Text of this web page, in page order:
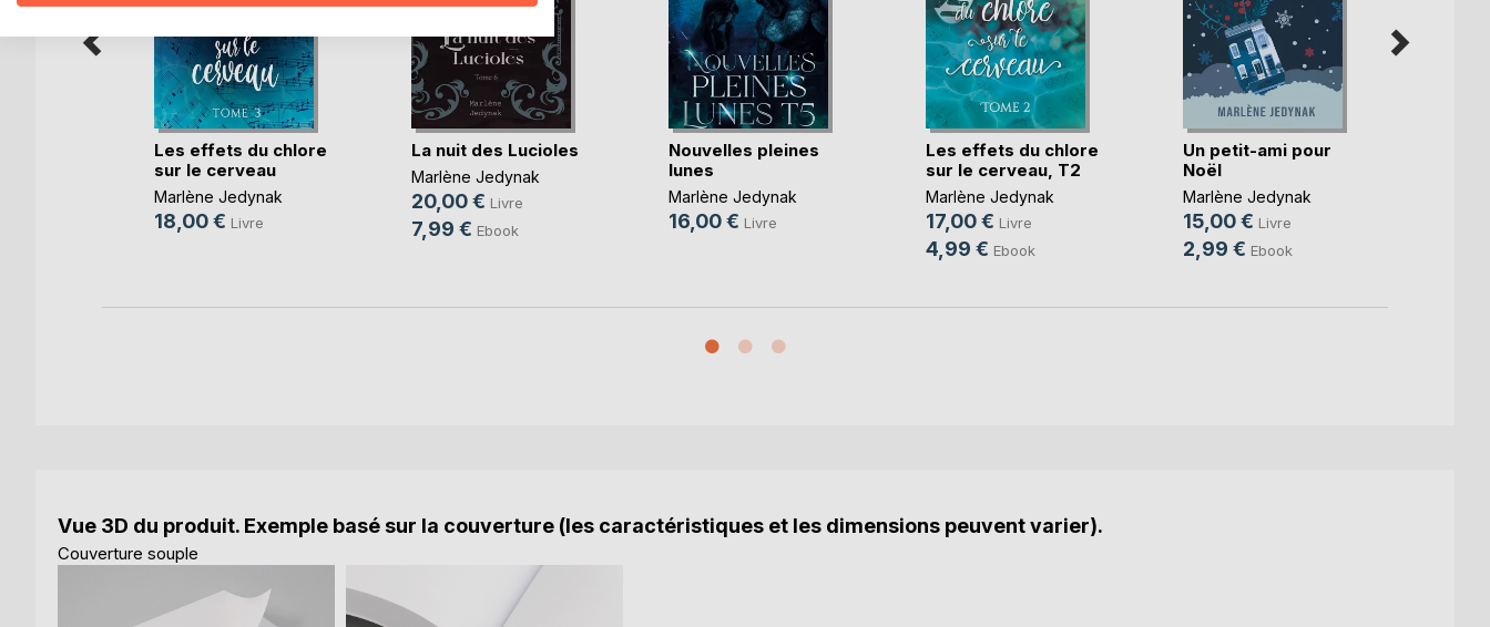
Les effets du chlore
sur le cerveau
Marlène Jedynak
18,00 € Livre
La nuit des Lucioles
Marlène Jedynak
20,00 € Livre
7,99 € Ebook
Nouvelles pleines
lunes
Marlène Jedynak
16,00 € Livre
Les effets du chlore
sur le cerveau, T2
Marlène Jedynak
17,00 € Livre
4,99 € Ebook
Un petit-ami pour
Noël
Marlène Jedynak
15,00 € Livre
2,99 € Ebook
Vue 3D du produit. Exemple basé sur la couverture (les caractéristiques et les dimensions peuvent varier).
Couverture souple